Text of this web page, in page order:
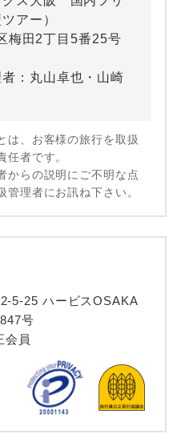
アー）
梅田2丁目5番25号
：丸山卓也・山崎
は、お客様の旅行を取扱
任者です。
からの説明にご不明な点
理者にお訊ね下さい。
5-25 ハービスOSAKA
号
会員